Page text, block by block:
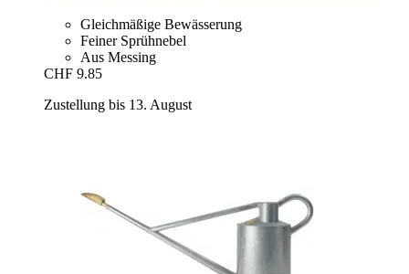
Gleichmäßige Bewässerung
Feiner Sprühnebel
Aus Messing
CHF 9.85
Zustellung bis 13. August